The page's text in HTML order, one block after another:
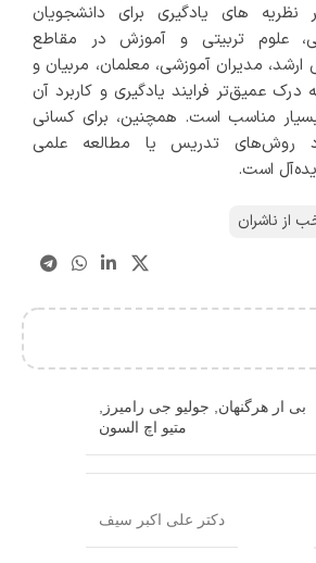
های یادگیری برای دانشجویان
علوم تربیتی و آموزش در مقاطع
ارشد، مدیران آموزشی، معلمان، مربیان و
درک عمیق‌تر فرایند یادگیری و کاربرد آن
مناسب است. همچنین، برای کسانی
روش‌های تدریس یا مطالعه علمی
است.
از ناشران
بی ار هرگنهان, جولیو جی رامیرز ,
متیو اچ السون
دکتر علی اکبر سیف